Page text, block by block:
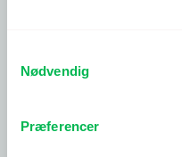
Nødvendig
Præferencer